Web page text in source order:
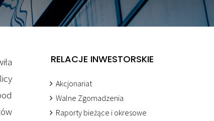
RELACJE INWESTORSKIE
Akcjonariat
Walne Zgomadzenia
Raporty bieżące i okresowe